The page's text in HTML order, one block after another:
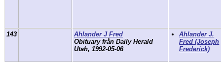
143
Ahlander J Fred
Obituary från Daily Herald
Utah, 1992-05-06
Ahlander J.
Fred (Joseph
Frederick)